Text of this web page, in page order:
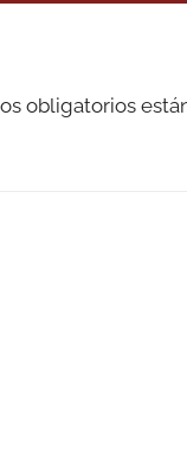
obligatorios